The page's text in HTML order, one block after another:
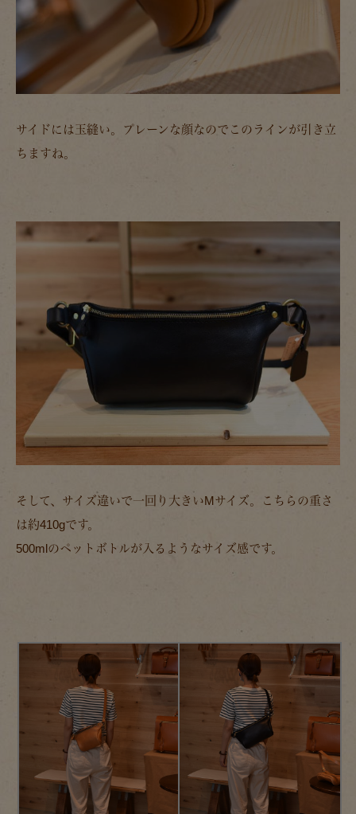
サイドには玉縫い。プレーンな顔なのでこのラインが引き立
ちますね。
そして、サイズ違いで一回り大きいMサイズ。こちらの重さ
は約410gです。
500mlのペットボトルが入るようなサイズ感です。